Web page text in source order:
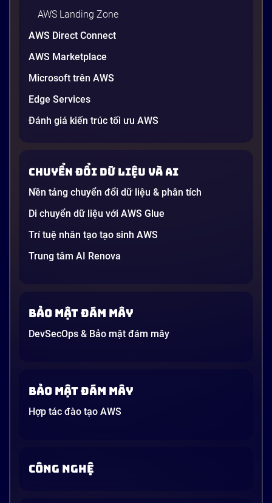
Generative AI là gì? Giải thích đơn giản
và ứng dụng cho doanh nghiệp Việt
Nam 2026
Gần đây, bạn có thể nghe đến thuật ngữ “Generative
startup công nghệ. Vấn đề là phần lớn lời giải thích
dường như chỉ được viết cho kỹ sư, không phải cho
người […]
21 phút
AWS Landing Zone
AWS Direct Connect
AWS Marketplace
Microsoft trên AWS
Edge Services
Đánh giá kiến trúc tối ưu AWS
Chuyển đổi dữ liệu và AI
Nền tảng chuyển đổi dữ liệu & phân tích
Di chuyển dữ liệu với AWS Glue
Trí tuệ nhân tạo tạo sinh AWS
Trung tâm AI Renova
Bảo mật đám mây
DevSecOps & Bảo mật đám mây
Bảo mật đám mây
Hợp tác đào tạo AWS
CÔNG NGHỆ